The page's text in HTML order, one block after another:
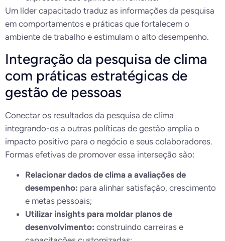
Um líder capacitado traduz as informações da pesquisa
em comportamentos e práticas que fortalecem o
ambiente de trabalho e estimulam o alto desempenho.
Integração da pesquisa de clima
com práticas estratégicas de
gestão de pessoas
Conectar os resultados da pesquisa de clima
integrando-os a outras políticas de gestão amplia o
impacto positivo para o negócio e seus colaboradores.
Formas efetivas de promover essa interseção são:
Relacionar dados de clima a avaliações de
desempenho: para alinhar satisfação, crescimento
e metas pessoais;
Utilizar insights para moldar planos de
desenvolvimento: construindo carreiras e